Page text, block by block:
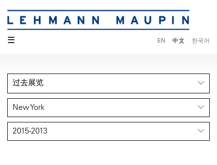
☰ EN 中文 한국어
过去展览
New York
2015-2013